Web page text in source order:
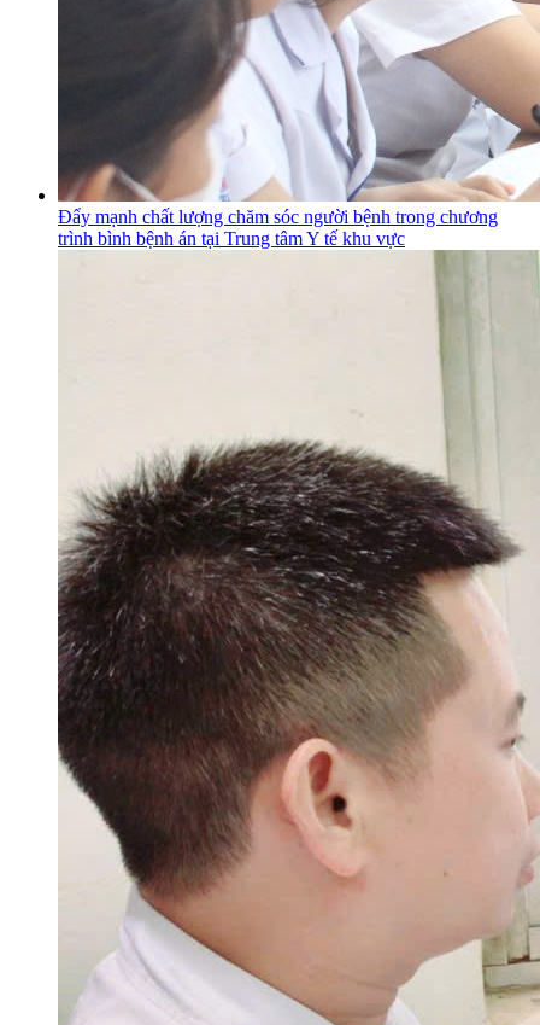
Đẩy mạnh chất lượng chăm sóc người bệnh trong chương
trình bình bệnh án tại Trung tâm Y tế khu vực